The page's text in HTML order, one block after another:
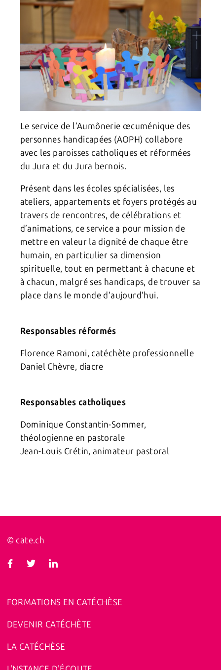
Le service de l’Aumônerie œcuménique des
personnes handicapées (AOPH) collabore
avec les paroisses catholiques et réformées
du Jura et du Jura bernois.
Présent dans les écoles spécialisées, les
ateliers, appartements et foyers protégés au
travers de rencontres, de célébrations et
d’animations, ce service a pour mission de
mettre en valeur la dignité de chaque être
humain, en particulier sa dimension
spirituelle, tout en permettant à chacune et
à chacun, malgré ses handicaps, de trouver sa
place dans le monde d’aujourd’hui.
Responsables réformés
Florence Ramoni, catéchète professionnelle
Daniel Chèvre, diacre
Responsables catholiques
Dominique Constantin-Sommer,
théologienne en pastorale
Jean-Louis Crétin, animateur pastoral
© cate.ch
FORMATIONS EN CATÉCHÈSE
DEVENIR CATÉCHÈTE
LA CATÉCHÈSE